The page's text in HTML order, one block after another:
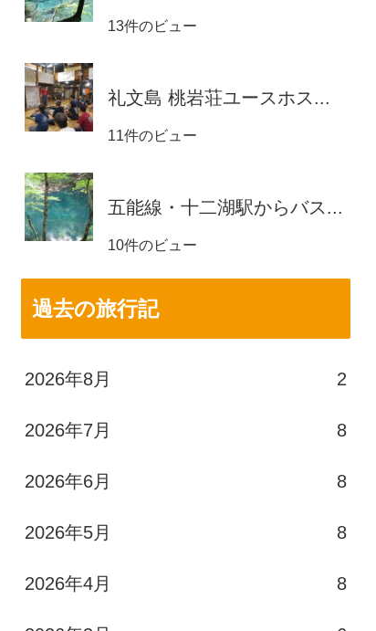
13件のビュー
礼文島 桃岩荘ユースホス...
11件のビュー
五能線・十二湖駅からバス...
10件のビュー
過去の旅行記
2026年8月 2
2026年7月 8
2026年6月 8
2026年5月 8
2026年4月 8